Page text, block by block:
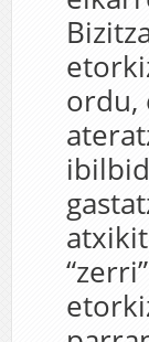
ordu,